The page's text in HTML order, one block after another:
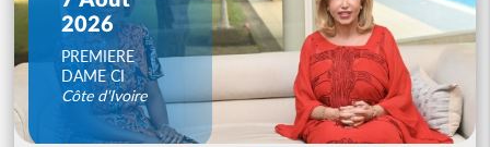
2026
PREMIERE
DAME CI
Côte d'Ivoire